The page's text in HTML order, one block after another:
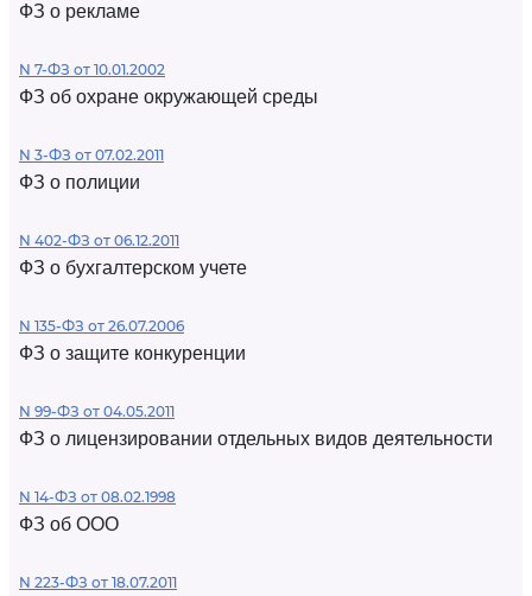
ФЗ о рекламе
N 7-ФЗ от 10.01.2002
ФЗ об охране окружающей среды
N 3-ФЗ от 07.02.2011
ФЗ о полиции
N 402-ФЗ от 06.12.2011
ФЗ о бухгалтерском учете
N 135-ФЗ от 26.07.2006
ФЗ о защите конкуренции
N 99-ФЗ от 04.05.2011
ФЗ о лицензировании отдельных видов деятельности
N 14-ФЗ от 08.02.1998
ФЗ об ООО
N 223-ФЗ от 18.07.2011